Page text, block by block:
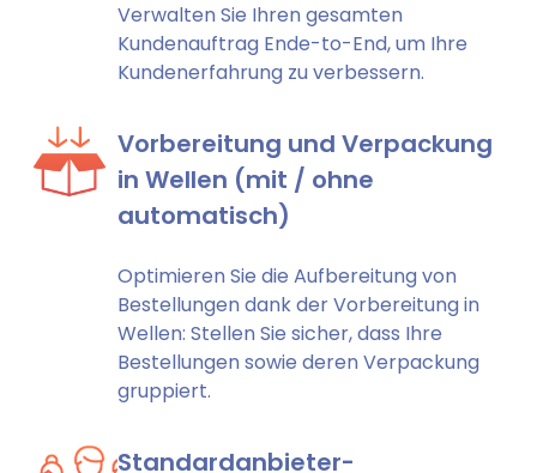
Verwalten Sie Ihren gesamten
Kundenauftrag Ende-to-End, um Ihre
Kundenerfahrung zu verbessern.
Vorbereitung und Verpackung
in Wellen (mit / ohne
automatisch)
Optimieren Sie die Aufbereitung von
Bestellungen dank der Vorbereitung in
Wellen: Stellen Sie sicher, dass Ihre
Bestellungen sowie deren Verpackung
gruppiert.
Standardanbieter-